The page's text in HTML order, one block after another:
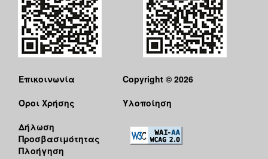
Επικοινωνία
Όροι Χρήσης
Δήλωση
Προσβασιμότητας
Πλοήγηση
Copyright © 2026
Υλοποίηση